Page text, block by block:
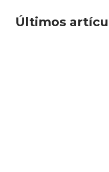
Últimos